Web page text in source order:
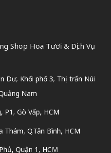
Shop Hoa Tươi & Dịch Vụ
Dư, Khối phố 3, Thị trấn Núi
Nam
P1, Gò Vấp, HCM
Thám, Q.Tân Bình, HCM
Quận 1, HCM